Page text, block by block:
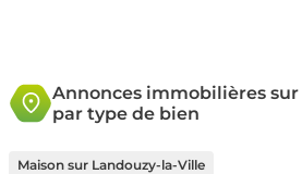
Annonces immobilières
par type de bien
Maison sur Landouzy-la-Ville